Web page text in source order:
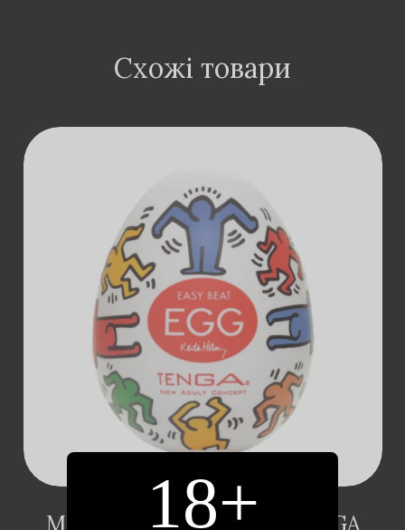
Схожі товари
ДОДАТИ В
КОШИК
МАСТУРБАТОР-ЯЙЦЕ TENGA
18+